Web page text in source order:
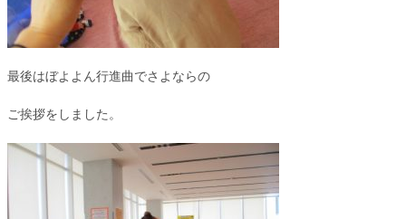
最後はぼよよん行進曲でさよならの
ご挨拶をしました。